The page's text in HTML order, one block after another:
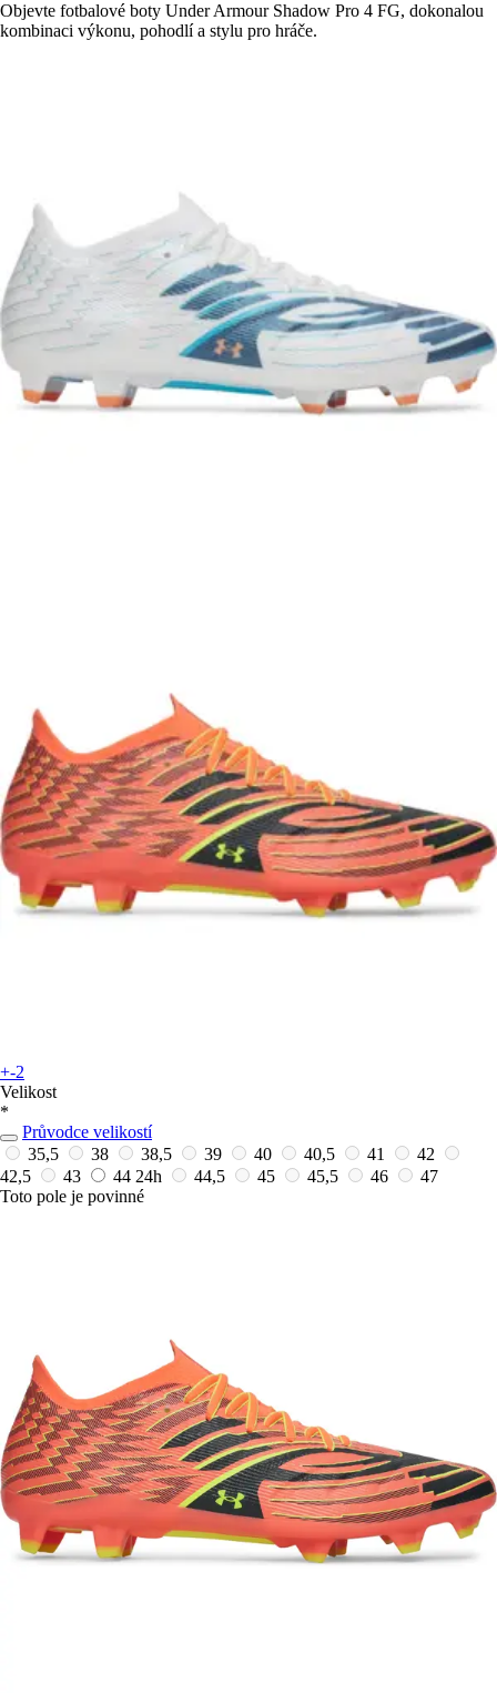
Objevte fotbalové boty Under Armour Shadow Pro 4 FG, dokonalou
kombinaci výkonu, pohodlí a stylu pro hráče.
+-2
Velikost
*
Průvodce velikostí
35,5
38 38,5 39 40 40,5 41
42
42,5
43 44 24h 44,5 45 45,5 46
47
Toto pole je povinné